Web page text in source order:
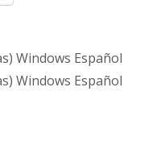
Windows Español
Windows Español